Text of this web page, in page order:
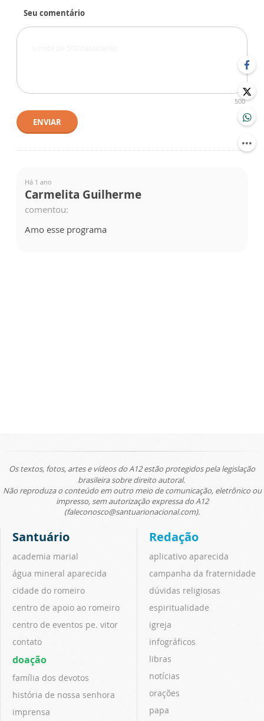
Seu comentário
500
ENVIAR
Há 1 ano
Carmelita Guilherme
comentou:
Amo esse programa
Os textos, fotos, artes e vídeos do A12 estão protegidos pela legislação
brasileira sobre direito autoral.
Não reproduza o conteúdo em outro meio de comunicação, eletrônico ou
impresso, sem autorização expressa do A12
(faleconosco@santuarionacional.com).
Santuário
academia marial
água mineral aparecida
cidade do romeiro
centro de apoio ao romeiro
centro de eventos pe. vitor
contato
doação
família dos devotos
história de nossa senhora
imprensa
Redação
aplicativo aparecida
campanha da fraternidade
dúvidas religiosas
espiritualidade
igreja
infográficos
libras
notícias
orações
papa